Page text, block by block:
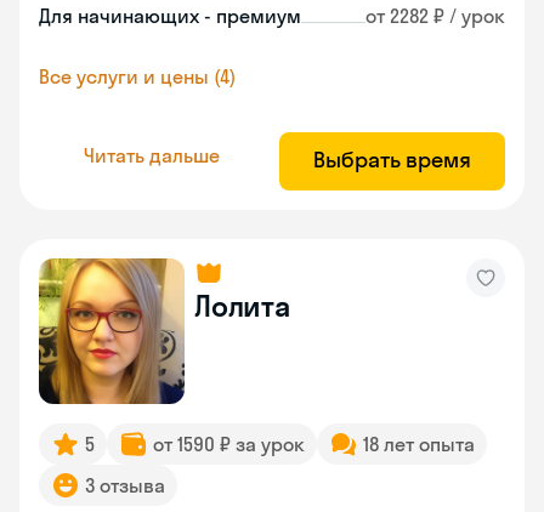
Для начинающих - премиум от 2282 ₽ / урок
Все услуги и цены (4)
Читать дальше Выбрать время
Лолита
5 от 1590 ₽ за урок
18 лет опыта
3 отзыва